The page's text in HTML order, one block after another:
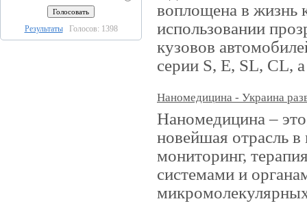
РезультатыГолосов: 1398
воплощена в жизнь
использовании
кузовов
серии S, E, SL, CL,
Наномедицина - Украина
Наномедицина –
новейшая отрасль
мониторинг,
системами и